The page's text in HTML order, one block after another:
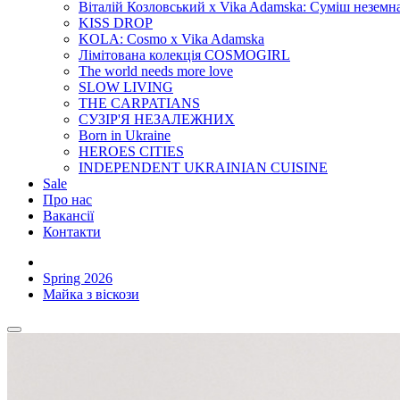
Віталій Козловський x Vika Adamska: Суміш
KISS DROP
KOLA: Cosmo x Vika Adamska
Лімітована колекція COSMOGIRL
The world needs more love
SLOW LIVING
THE CARPATIANS
СУЗІР'Я НЕЗАЛЕЖНИХ
Born in Ukraine
HEROES CITIES
INDEPENDENT UKRAINIAN CUISINE
Sale
Про нас
Вакансії
Контакти
Spring 2026
Майка з віскози